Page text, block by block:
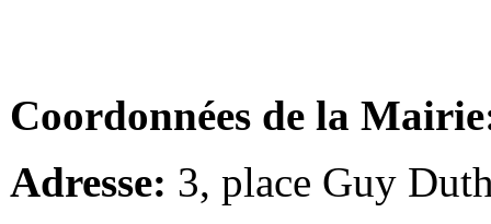
Coordonnées de la
Adresse: 3, place Guy